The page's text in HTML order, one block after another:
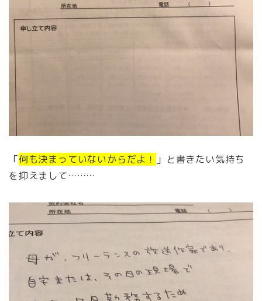
「何も決まっていないからだよ！
」と書きたい気持ち
を抑えまして………